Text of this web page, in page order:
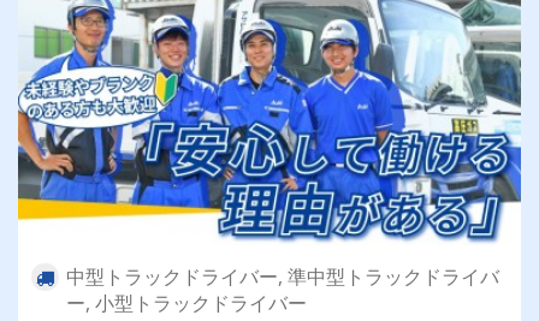
中型トラックドライバー, 準中型トラックドライバ
ー, 小型トラックドライバー